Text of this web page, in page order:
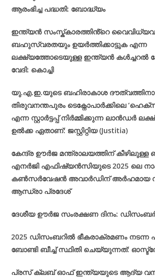
ആരംഭിച്ച പദ്ധതി: ബോദ്ധ്യം
ഇന്ത്യൻ സംസ്ക്‌കാരത്തിൻ്റെ
ബഹുസ്വരതയും ഉയർത്തിക്കാട്ടുക എന്ന
ലക്ഷ്യത്തോടെയുള്ള ഇന്ത്യൻ കൾച്ചറൽ
വേദി: കൊച്ചി
യു.എ.ഇ.യുടെ ബഹിരാകാശ
തിരുവനന്തപുരം ടെക്നോപാർക്കിലെ ‘ഹെക്‌സ്
എന്ന സ്റ്റാർട്ടപ്പ് നിർമ്മിക്കുന്ന ലാൻഡർ
ഉൽക്ക ഏതാണ്: ജസ്റ്റിറ്റിയ (Justitia)
കേന്ദ്ര ഊർജ മന്ത്രാലയത്തിന്
എനർജി എഫിഷ്യൻസിയുടെ 2025 ലെ
കൺസർവേഷൻ അവാർഡിന് അർഹമായ
ആന്ധ്രാ പ്രദേശ്
ദേശീയ ഊർജ സംരക്ഷണ ദിനം:
2025 ഡിസംബറിൽ ഭീകരാക്രമണം
ബോണ്ടി ബീച്ച് സ്ഥിതി ചെയ്യുന്നത്:
പ്രസ് ക്ലബ് ഓഫ് ഇന്ത്യയുടെ ആദ്യ